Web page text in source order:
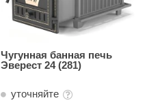
Чугунная банная печь
Эверест 24 (281)
уточняйте